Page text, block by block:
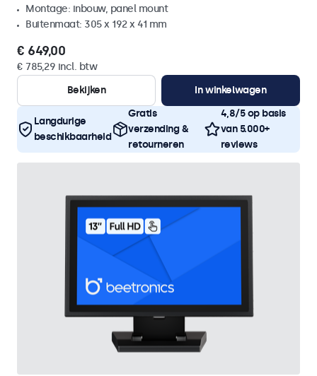
Montage: inbouw, panel mount
Buitenmaat: 305 x 192 x 41 mm
€ 649,00
€ 785,29 incl. btw
Bekijken
In winkelwagen
Langdurige
beschikbaarheid
Gratis
verzending &
retourneren
4,8/5 op basis
van 5.000+
reviews